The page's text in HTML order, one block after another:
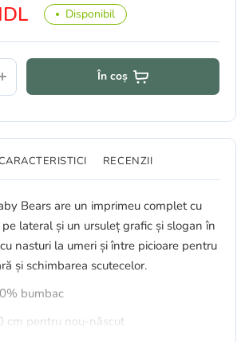
Disponibil
În coș
RECENZII
Bears are un imprimeu complet cu
lateral și un ursuleț grafic și slogan în
nasturi la umeri și între picioare pentru
și schimbarea scutecelor.
bumbac
cm pentru nou-născut